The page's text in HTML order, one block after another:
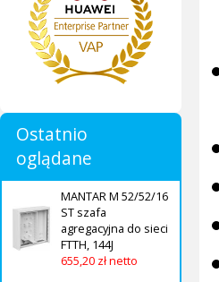
Ostatnio
oglądane
MANTAR M 52/52/16
ST szafa
agregacyjna do sieci
FTTH, 144J
655,20 zł netto